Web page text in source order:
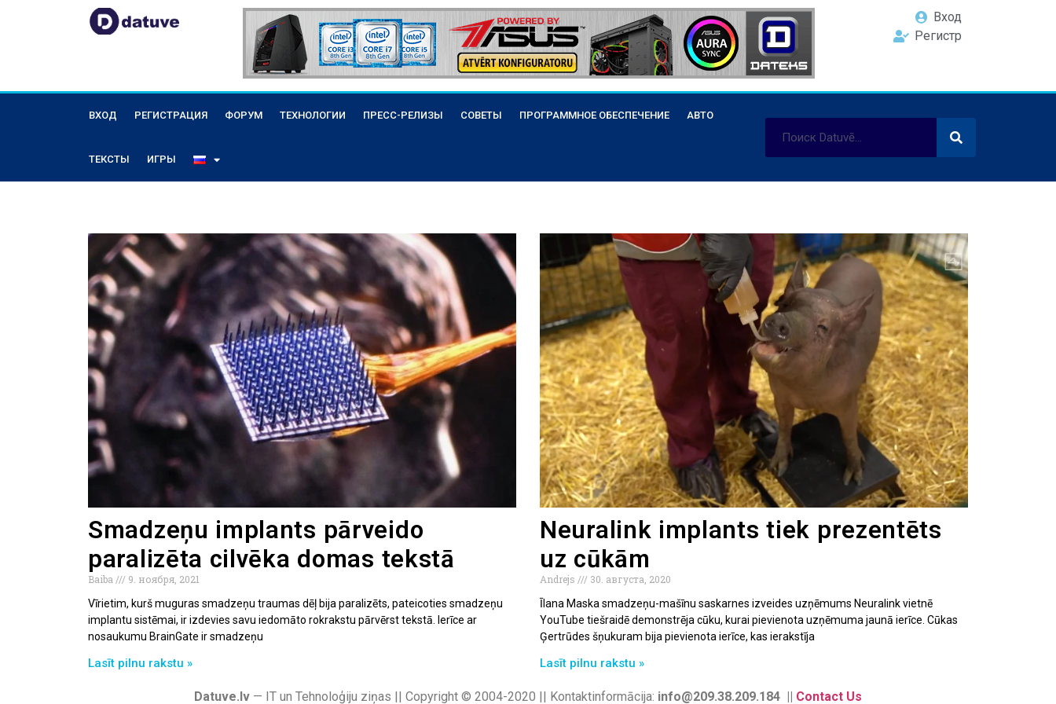
Вход
Регистр
ВХОД РЕГИСТРАЦИЯ ФОРУМ ТЕХНОЛОГИИ ПРЕСС-РЕЛИЗЫ СОВЕТЫ ПРОГРАММНОЕ ОБЕСПЕЧЕНИЕ АВТО
ТЕКСТЫ ИГРЫ
Smadzeņu implants pārveido
paralizēta cilvēka domas tekstā
Baiba
9. ноября, 2021
Vīrietim, kurš muguras smadzeņu traumas dēļ bija paralizēts, pateicoties smadzeņu
implantu sistēmai, ir izdevies savu iedomāto rokrakstu pārvērst tekstā. Ierīce ar
nosaukumu BrainGate ir smadzeņu
Lasīt pilnu rakstu »
Neuralink implants tiek prezentēts
uz cūkām
Andrejs
30. августа, 2020
Īlana Maska smadzeņu-mašīnu saskarnes izveides uzņēmums Neuralink vietnē
YouTube tiešraidē demonstrēja cūku, kurai pievienota uzņēmuma jaunā ierīce. Cūkas
Ģertrūdes šņukuram bija pievienota ierīce, kas ierakstīja
Lasīt pilnu rakstu »
Datuve.lv — IT un Tehnoloģiju ziņas || Copyright © 2004-2020 || Kontaktinformācija: info@209.38.209.184 || Contact Us